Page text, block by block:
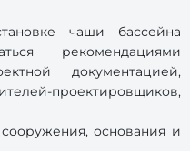
чаши бассейна
рекомендациями
документацией,
проектировщиков,
основания и